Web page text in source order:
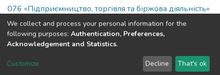
076 «Підприємництво, торгівля та біржова діяльність»
Full item page
DSpace software copyright © 2002-2026 LYRASIS
Send Feedback
We collect and process your personal information for the
following purposes: Authentication, Preferences,
Acknowledgement and Statistics.
Customize Decline That's ok